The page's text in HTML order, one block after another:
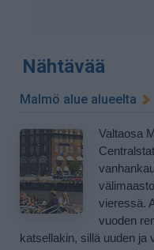
Nähtävää
Malmö alue alueelta
Valtaosa
vieressä.
vuoden
katsellakin, sillä uuden ja